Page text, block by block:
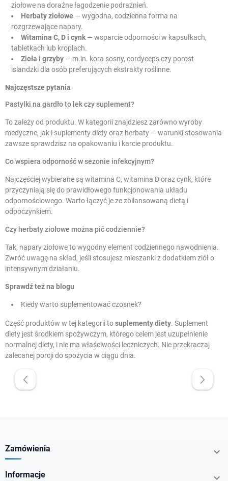
Krótka data
ziołowe na doraźne łagodzenie podrażnień.
Herbaty ziołowe — wygodna, codzienna forma na
rozgrzewające napary.
Witamina C, D i cynk— wsparcie odporności w kapsułkach,
tabletkach lub kroplach.
Zioła i grzyby — m.in. kora sosny, cordyceps czy porost
islandzki dla osób preferujących ekstrakty roślinne.
Najczęstsze pytania
Pastylki na gardło to lek czy suplement?
To zależy od produktu. W kategorii znajdziesz zarówno wyroby
medyczne, jak i suplementy diety oraz herbaty — warunki stosowania
zawsze sprawdzisz na opakowaniu i karcie produktu.
Co wspiera odporność w sezonie infekcyjnym?
Najczęściej wybierane są witamina C, witamina D oraz cynk, które
przyczyniają się do prawidłowego funkcjonowania układu
odpornościowego. Warto łączyć je ze zbilansowaną dietą i
odpoczynkiem.
Czy herbaty ziołowe można pić codziennie?
Tak, napary ziołowe to wygodny element codziennego nawodnienia.
Zwróć uwagę na skład, jeśli stosujesz mieszanki z dodatkiem ziół o
intensywnym działaniu.
Sprawdź też na blogu
Kiedy warto suplementować czosnek?
Część produktów w tej kategorii tosuplementy diety. Suplement
diety jest środkiem spożywczym, którego celem jest uzupełnienie
normalnej diety, i nie ma właściwości leczniczych. Nie przekraczaj
zalecanej porcji do spożycia w ciągu dnia.
Zamówienia 
Informacje 